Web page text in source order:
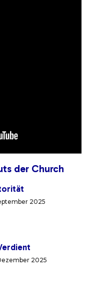
der Church
2025
2025